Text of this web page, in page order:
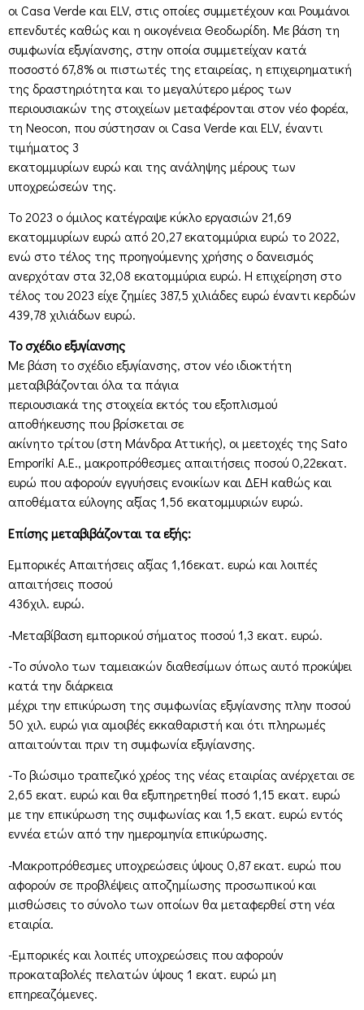
οι Casa Verde και ELV, στις οποίες συμμετέχουν και Ρουμάνοι
επενδυτές καθώς και η οικογένεια Θεοδωρίδη. Με βάση τη
συμφωνία εξυγίανσης, στην οποία συμμετείχαν κατά
ποσοστό 67,8% οι πιστωτές της εταιρείας, η επιχειρηματική
της δραστηριότητα και το μεγαλύτερο μέρος των
περιουσιακών της στοιχείων μεταφέρονται στον νέο φορέα,
τη Neocon, που σύστησαν οι Casa Verde και ELV, έναντι
τιμήματος 3
εκατομμυρίων ευρώ και της ανάληψης μέρους των
υποχρεώσεών της.
Το 2023 ο όμιλος κατέγραψε κύκλο εργασιών 21,69
εκατομμυρίων ευρώ από 20,27 εκατομμύρια ευρώ το 2022,
ενώ στο τέλος της προηγούμενης χρήσης ο δανεισμός
ανερχόταν στα 32,08 εκατομμύρια ευρώ. Η επιχείρηση στο
τέλος του 2023 είχε ζημίες 387,5 χιλιάδες ευρώ έναντι κερδών
439,78 χιλιάδων ευρώ.
Το σχέδιο εξυγίανσης
Με βάση το σχέδιο εξυγίανσης, στον νέο ιδιοκτήτη
μεταβιβάζονται όλα τα πάγια
περιουσιακά της στοιχεία εκτός του εξοπλισμού
αποθήκευσης που βρίσκεται σε
ακίνητο τρίτου (στη Μάνδρα Αττικής), οι μεετοχές της Sato
Emporiki A.E., μακροπρόθεσμες απαιτήσεις ποσού 0,22εκατ.
ευρώ που αφορούν εγγυήσεις ενοικίων και ΔΕΗ καθώς και
αποθέματα εύλογης αξίας 1,56 εκατομμυριών ευρώ.
Επίσης μεταβιβάζονται τα εξής:
Εμπορικές Απαιτήσεις αξίας 1,16εκατ. ευρώ και λοιπές
απαιτήσεις ποσού
436χιλ. ευρώ.
-Μεταβίβαση εμπορικού σήματος ποσού 1,3 εκατ. ευρώ.
-Το σύνολο των ταμειακών διαθεσίμων όπως αυτό προκύψει
κατά την διάρκεια
μέχρι την επικύρωση της συμφωνίας εξυγίανσης πλην ποσού
50 χιλ. ευρώ για αμοιβές εκκαθαριστή και ότι πληρωμές
απαιτούνται πριν τη συμφωνία εξυγίανσης.
-Το βιώσιμο τραπεζικό χρέος της νέας εταιρίας ανέρχεται σε
2,65 εκατ. ευρώ και θα εξυπηρετηθεί ποσό 1,15 εκατ. ευρώ
με την επικύρωση της συμφωνίας και 1,5 εκατ. ευρώ εντός
εννέα ετών από την ημερομηνία επικύρωσης.
-Μακροπρόθεσμες υποχρεώσεις ύψους 0,87 εκατ. ευρώ που
αφορούν σε προβλέψεις αποζημίωσης προσωπικού και
μισθώσεις το σύνολο των οποίων θα μεταφερθεί στη νέα
εταιρία.
-Εμπορικές και λοιπές υποχρεώσεις που αφορούν
προκαταβολές πελατών ύψους 1 εκατ. ευρώ μη
επηρεαζόμενες.